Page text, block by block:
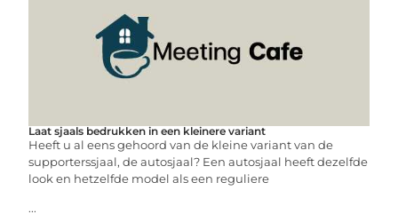
Laat sjaals bedrukken in een kleinere variant
Heeft u al eens gehoord van de kleine variant van de
supporterssjaal, de autosjaal? Een autosjaal heeft dezelfde
look en hetzelfde model als een reguliere
...